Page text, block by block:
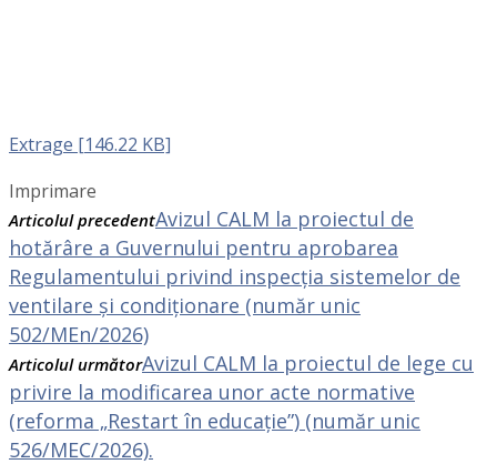
Extrage [146.22 KB]
Imprimare
Articolul precedentAvizul CALM la proiectul de
hotărâre a Guvernului pentru aprobarea
Regulamentului privind inspecția sistemelor de
ventilare și condiționare (număr unic
502/MEn/2026)
Articolul următorAvizul CALM la proiectul de lege cu
privire la modificarea unor acte normative
(reforma „Restart în educație”) (număr unic
526/MEC/2026).